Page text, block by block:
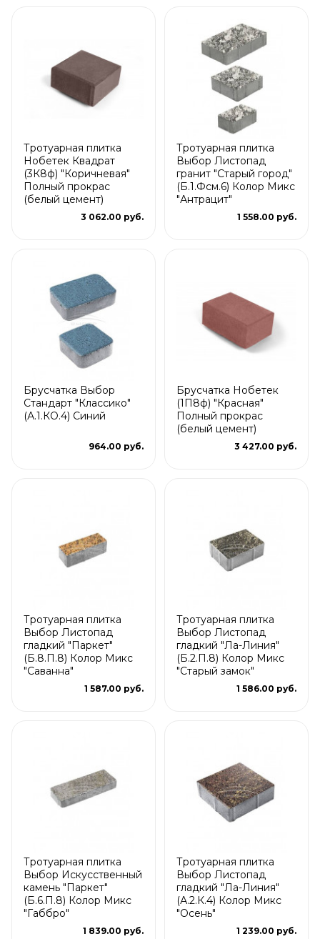
Тротуарная плитка
Нобетек Квадрат
(3К8ф) "Коричневая"
Полный прокрас
(белый цемент)
3 062.00 руб.
Тротуарная плитка
Выбор Листопад
гранит "Старый город"
(Б.1.Фсм.6) Колор Микс
"Антрацит"
1 558.00 руб.
Брусчатка Выбор
Стандарт "Классико"
(А.1.КО.4) Синий
964.00 руб.
Брусчатка Нобетек
(1П8ф) "Красная"
Полный прокрас
(белый цемент)
3 427.00 руб.
Тротуарная плитка
Выбор Листопад
гладкий "Паркет"
(Б.8.П.8) Колор Микс
"Саванна"
1 587.00 руб.
Тротуарная плитка
Выбор Листопад
гладкий "Ла-Линия"
(Б.2.П.8) Колор Микс
"Старый замок"
1 586.00 руб.
Тротуарная плитка
Выбор Искусственный
камень "Паркет"
(Б.6.П.8) Колор Микс
"Габбро"
1 839.00 руб.
Тротуарная плитка
Выбор Листопад
гладкий "Ла-Линия"
(А.2.К.4) Колор Микс
"Осень"
1 239.00 руб.